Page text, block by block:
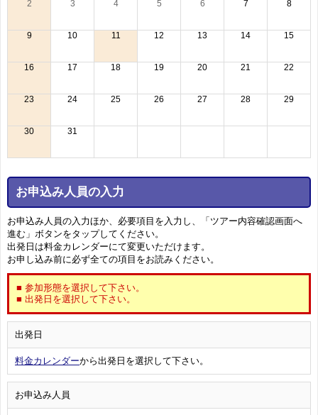
2 3 4 5 6 7 8
9 10 11 12 13 14 15
16 17 18 19 20 21 22
23 24 25 26 27 28 29
30 31
お申込み人員の入力
お申込み人員の入力ほか、必要項目を入力し、「ツアー内容確認画面へ
進む」ボタンをタップしてください。
出発日は料金カレンダーにて変更いただけます。
お申し込み前に必ず全ての項目をお読みください。
■ 参加形態を選択して下さい。
■ 出発日を選択して下さい。
出発日
料金カレンダーから出発日を選択して下さい。
お申込み人員